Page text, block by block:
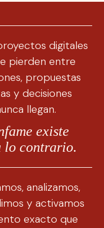
digitales
pierden entre
propuestas
y decisiones
llegan.
existe
lo contrario.
analizamos,
y activamos
exacto que